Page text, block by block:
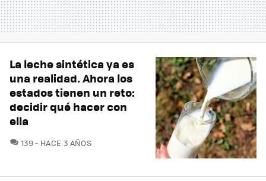
La leche sintética ya es
una realidad. Ahora los
estados tienen un reto:
decidir qué hacer con
ella
139COMENTARIOS
HACE 3 AÑOS